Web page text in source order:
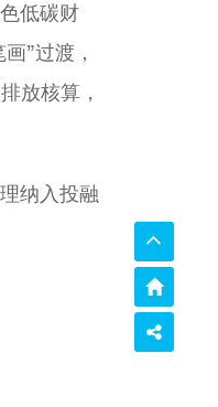
低碳财
”过渡，
放核算，
纳入投融